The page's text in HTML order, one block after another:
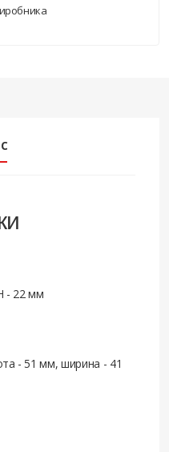
- 22 мм
- 51 мм, ширина - 41